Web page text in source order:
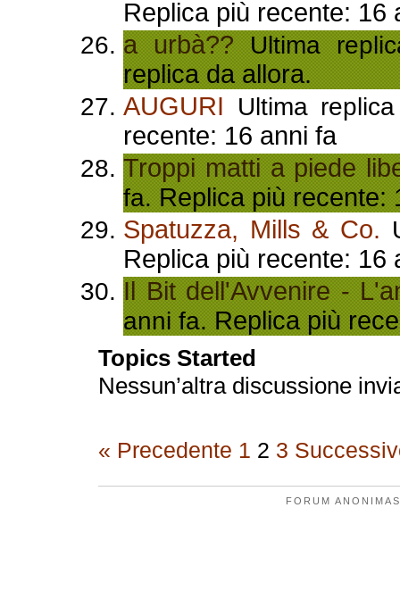
Replica più recente: 16
a urbà?? Ultima
replica da allora.
AUGURI Ultima
recente: 16 anni fa
Troppi matti a piede
fa. Replica più recente:
Spatuzza, Mills & Co.
Replica più recente: 16
Il Bit dell'Avvenire -
anni fa. Replica più
Topics Started
Nessun’altra discussione
« Precedente 1 2 3
FORUM